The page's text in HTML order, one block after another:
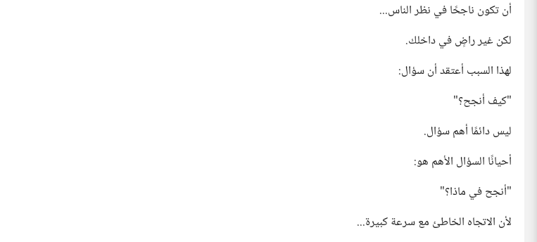
أن تكون ناجحًا في نظر الناس...
لكن غير راضٍ في داخلك.
لهذا السبب أعتقد أن سؤال:
"كيف أنجح؟"
ليس دائمًا أهم سؤال.
أحيانًا السؤال الأهم هو:
"أنجح في ماذا؟"
لأن الاتجاه الخاطئ مع سرعة كبيرة...